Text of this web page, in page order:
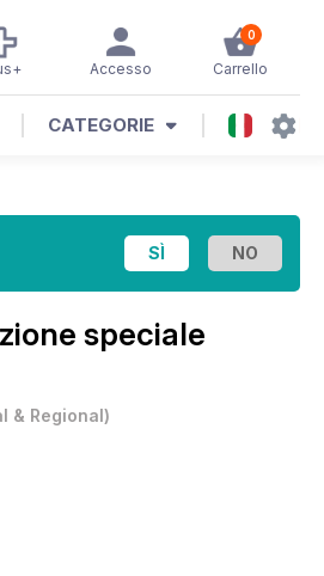
0
Carrello
Accesso
CATEGORIE
speciale
& Regional)